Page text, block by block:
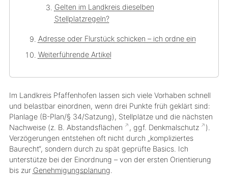
Gelten im Landkreis dieselben
Stellplatzregeln?
Adresse oder Flurstück schicken – ich ordne ein
Weiterführende Artikel
Im Landkreis Pfaffenhofen lassen sich viele Vorhaben schnell
und belastbar einordnen, wenn drei Punkte früh geklärt sind:
Planlage(B-Plan/§ 34/Satzung), Stellplätzeund die nächsten
Nachweise(z. B. Abstandsflächen , ggf. Denkmalschutz
).
Verzögerungen entstehen oft nicht durch „kompliziertes
Baurecht“, sondern durch zu spät geprüfte Basics. Ich
unterstütze bei der Einordnung – von der ersten Orientierung
bis zur Genehmigungsplanung